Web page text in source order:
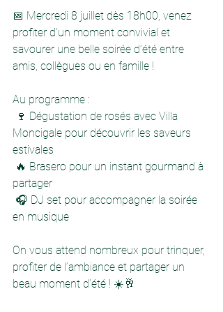
📅 Mercredi 8 juillet dès 18h00, venez
profiter d’un moment convivial et
savourer une belle soirée d’été entre
amis, collègues ou en famille !
Au programme :
Moncigale pour découvrir les saveurs
estivales
partager
en musique
On vous attend nombreux pour trinquer,
profiter de l’ambiance et partager un
beau moment d’été ! ☀️🥂